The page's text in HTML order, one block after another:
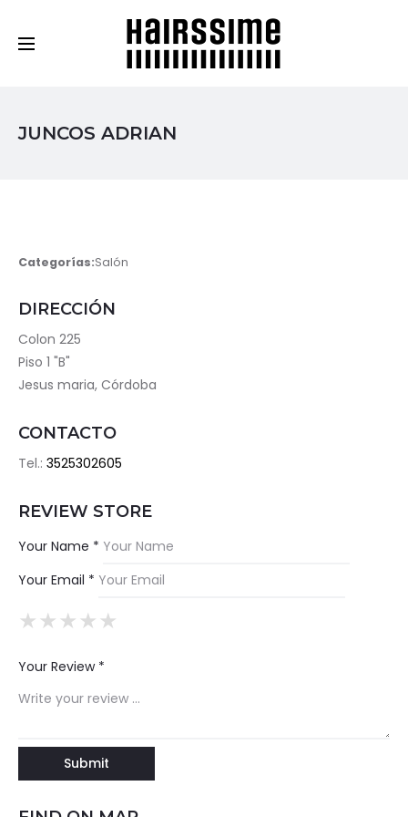
JUNCOS ADRIAN
Categorías:Salón
DIRECCIÓN
Colon 225
Piso 1 "B"
Jesus maria, Córdoba
CONTACTO
Tel.: 3525302605
REVIEW STORE
Your Name *
Your Email *
★
★★
★★★
★★★★
★★★★★
Your Review *